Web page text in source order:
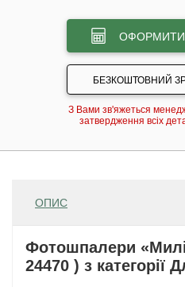
БЕЗКОШТОВНИЙ
З Вами зв'яжеться
затвердження всіх
ОПИС
Фотошпалери
24470 ) з категорії